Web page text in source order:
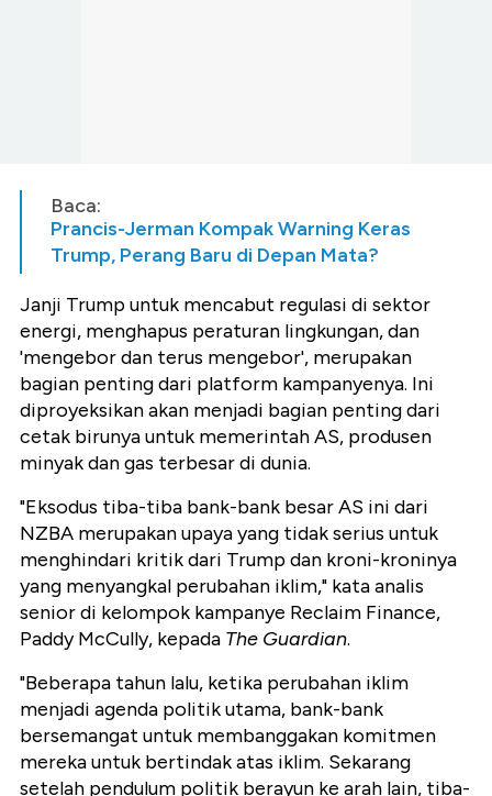
Baca:
Prancis-Jerman Kompak Warning Keras
Trump, Perang Baru di Depan Mata?
Janji Trump untuk mencabut regulasi di sektor
energi, menghapus peraturan lingkungan, dan
'mengebor dan terus mengebor', merupakan
bagian penting dari platform kampanyenya. Ini
diproyeksikan akan menjadi bagian penting dari
cetak birunya untuk memerintah AS, produsen
minyak dan gas terbesar di dunia.
"Eksodus tiba-tiba bank-bank besar AS ini dari
NZBA merupakan upaya yang tidak serius untuk
menghindari kritik dari Trump dan kroni-kroninya
yang menyangkal perubahan iklim," kata analis
senior di kelompok kampanye Reclaim Finance,
Paddy McCully, kepada The Guardian.
"Beberapa tahun lalu, ketika perubahan iklim
menjadi agenda politik utama, bank-bank
bersemangat untuk membanggakan komitmen
mereka untuk bertindak atas iklim. Sekarang
setelah pendulum politik berayun ke arah lain, tiba-